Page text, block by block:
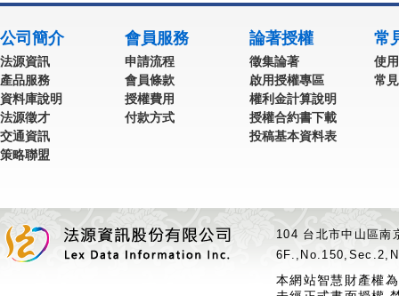
公司簡介
法源資訊
產品服務
資料庫說明
法源徵才
交通資訊
策略聯盟
會員服務
申請流程
會員條款
授權費用
付款方式
論著授權
徵集論著
啟用授權專區
權利金計算說明
授權合約書下載
投稿基本資料表
常
使
常
104 台北市中山區
本網站智慧財產權